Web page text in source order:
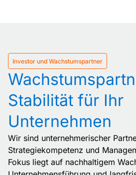
Investor und Wachstumspartner
Stabilität für Ihr
Unternehmen
Wir sind unternehmerischer
Strategiekompetenz und
Fokus liegt auf nachhaltigem